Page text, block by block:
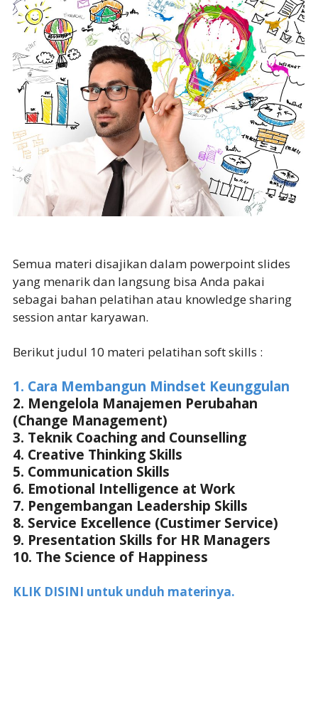
Semua materi disajikan dalam powerpoint slides
yang menarik dan langsung bisa Anda pakai
sebagai bahan pelatihan atau knowledge sharing
session antar karyawan.
Berikut judul 10 materi pelatihan soft skills :
1. Cara Membangun Mindset Keunggulan
2. Mengelola Manajemen Perubahan
(Change Management)
3. Teknik Coaching and Counselling
4. Creative Thinking Skills
5. Communication Skills
6. Emotional Intelligence at Work
7. Pengembangan Leadership Skills
8. Service Excellence (Custimer Service)
9. Presentation Skills for HR Managers
10. The Science of Happiness
KLIK DISINI untuk unduh materinya.